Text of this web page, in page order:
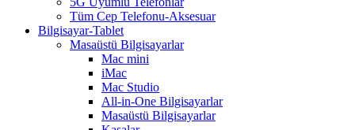
Tüm Cep Telefonu-Aksesuar
Bilgisayar-Tablet
Masaüstü Bilgisayarlar
Mac mini
iMac
Mac Studio
All-in-One Bilgisayarlar
Masaüstü Bilgisayarlar